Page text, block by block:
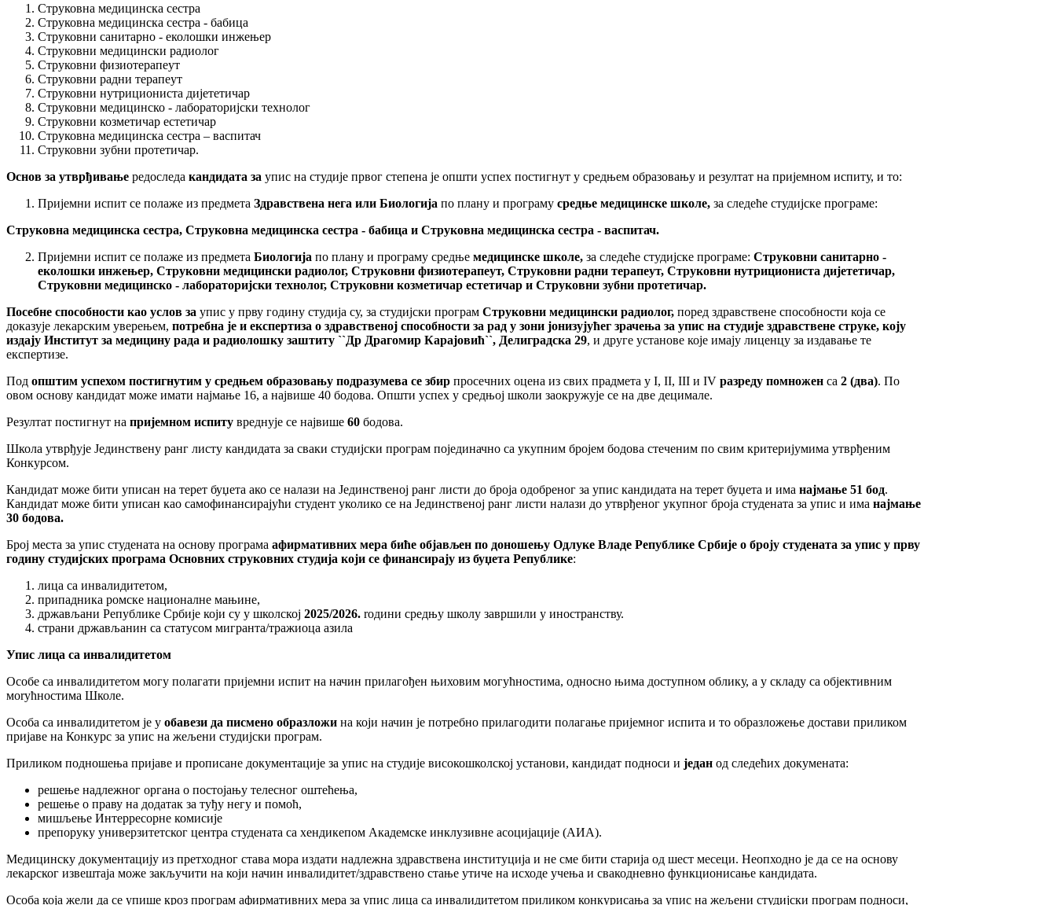
Струковна медицинска сестра
Струковна медицинска сестра - бабица
Струковни санитарно - еколошки инжењер
Струковни медицински радиолог
Струковни физиотерапеут
Струковни радни терапеут
Струковни нутрициониста дијететичар
Струковни медицинско - лабораторијски технолог
Струковни козметичар естетичар
Струковна медицинска сестра – васпитач
Струковни зубни протетичар.
Основ за утврђивање редоследа кандидата за упис на студије првог степена је општи успех постигнут у средњем образовању и резултат на пријемном испиту, и то:
Пријемни испит се полаже из предмета Здравствена нега или Биологија по плану и програму средње медицинске школе, за следеће студијске програме:
Струковна медицинска сестра, Струковна медицинска сестра - бабица и Струковна медицинска сестра - васпитач.
Пријемни испит се полаже из предмета Биологија по плану и програму средње медицинске школе, за следеће студијске програме: Струковни санитарно -
еколошки инжењер, Струковни медицински радиолог, Струковни физиотерапеут, Струковни радни терапеут, Струковни нутрициониста дијететичар,
Струковни медицинско - лабораторијски технолог, Струковни козметичар естетичар и Струковни зубни протетичар.
Посебне способности као услов за упис у прву годину студија су, за студијски програм Струковни медицински радиолог, поред здравствене способности која се
доказује лекарским уверењем, потребна је и експертиза о здравственој способности за рад у зони јонизујућег зрачења за упис на студије здравствене струке, коју
издају Институт за медицину рада и радиолошку заштиту ``Др Драгомир Карајовић``, Делиградска 29, и друге установе које имају лиценцу за издавање те
експертизе.
Под општим успехом постигнутим у средњем образовању подразумева се збир просечних оцена из свих прадмета у I, II, III и IV разреду помножен са 2 (два). По
овом основу кандидат може имати најмање 16, а највише 40 бодова. Општи успех у средњој школи заокружује се на две децимале.
Резултат постигнут на пријемном испиту вреднује се највише 60 бодова.
Школа утврђује Јединствену ранг листу кандидата за сваки студијски програм појединачно са укупним бројем бодова стеченим по свим критеријумима утврђеним
Конкурсом.
Кандидат може бити уписан на терет буџета ако се налази на Јединственој ранг листи до броја одобреног за упис кандидата на терет буџета и има најмање 51 бод.
Кандидат може бити уписан као самофинансирајући студент уколико се на Јединственој ранг листи налази до утврђеног укупног броја студената за упис и има најмање
30 бодова.
Број места за упис студената на основу програма афирмативних мера биће објављен по доношењу Одлуке Владе Републике Србије о броју студената за упис у прву
годину студијских програма Основних струковних студија који се финансирају из буџета Републике:
лица са инвалидитетом,
припадника ромске националне мањине,
држављани Републике Србије који су у школској 2025/2026. rодини средњу школу завршили у иностранству.
страни држављанин са статусом мигранта/тражиоца азила
Упис лица са инвалидитетом
Особе са инвалидитетом могу полагати пријемни испит на начин прилагођен њиховим могућностима, односно њима доступном облику, а у складу са објективним
моrућностима Школе.
Особа са инвалидитетом је у обавези да писмено образложи на који начин је потребно прилагодити полагање пријемног испита и то образложење достави приликом
пријаве на Конкурс за упис на жељени студијски програм.
Приликом подношења пријаве и прописане документације за упис на студије високошколској установи, кандидат подноси и један од следећих докумената:
решење надлежног органа о постојању телесног оштећења,
решење о праву на додатак за туђу негу и помоћ,
мишљење Интерресорне комисије
препоруку универзитетског центра студената са хендикепом Академске инклузивне асоцијације (АИА).
Медицинску документацију из претходног става мора издати надлежна здравствена институција и не сме бити старија од шест месеци. Неопходно је да се на основу
лекарског извештаја може закључити на који начин инвалидитет/здравствено стање утиче на исходе учења и свакодневно функционисање кандидата.
Особа која жели да се упише кроз програм афирмативних мера за упис лица са инвалидитетом приликом конкурисања за упис на жељени студијски програм подноси,